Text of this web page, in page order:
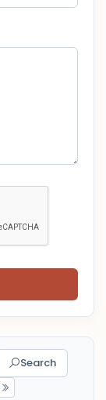
Search